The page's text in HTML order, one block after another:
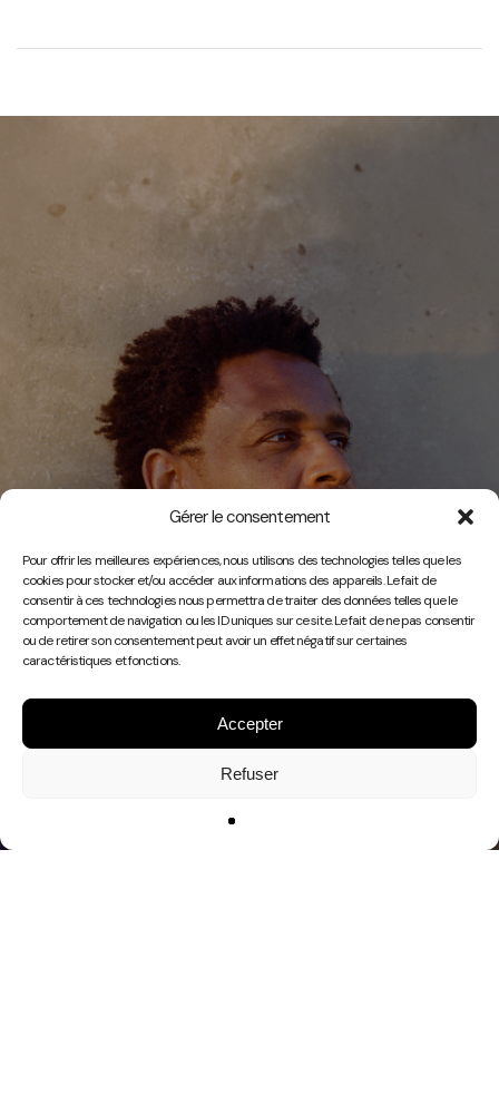
Gérer le consentement
Pour offrir les meilleures expériences, nous utilisons des technologies telles que les
cookies pour stocker et/ou accéder aux informations des appareils. Le fait de
consentir à ces technologies nous permettra de traiter des données telles que le
comportement de navigation ou les ID uniques sur ce site. Le fait de ne pas consentir
ou de retirer son consentement peut avoir un effet négatif sur certaines
caractéristiques et fonctions.
Accepter
Refuser
Play
Video